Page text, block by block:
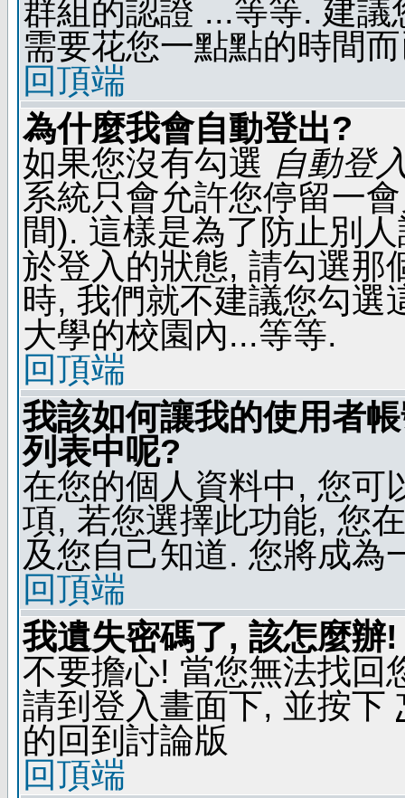
群組的認證 ...等等. 建
需要花您一點點的時間
回頂端
為什麼我會自動登出?
如果您沒有勾選 自動登
系統只會允許您停留一
間). 這樣是為了防止別
於登入的狀態, 請勾選那
時, 我們就不建議您勾選
大學的校園內...等等.
回頂端
我該如何讓我的使用者
列表中呢?
在您的個人資料中, 您可
項, 若您選擇此功能, 您
及您自己知道. 您將成為
回頂端
我遺失密碼了, 該怎麼辦!
不要擔心! 當您無法找回
請到登入畫面下, 並按下
的回到討論版
回頂端